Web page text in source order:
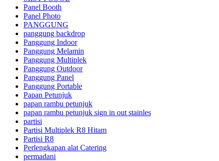
Panel Booth
Panel Photo
PANGGUNG
panggung backdrop
Panggung Indoor
Panggung Melamin
Panggung Multiplek
Panggung Outdoor
Panggung Panel
Panggung Portable
Papan Petunjuk
papan rambu petunjuk
papan rambu petunjuk sign in out stainles
partisi
Partisi Multiplek R8 Hitam
Partisi R8
Perlengkapan alat Catering
permadani